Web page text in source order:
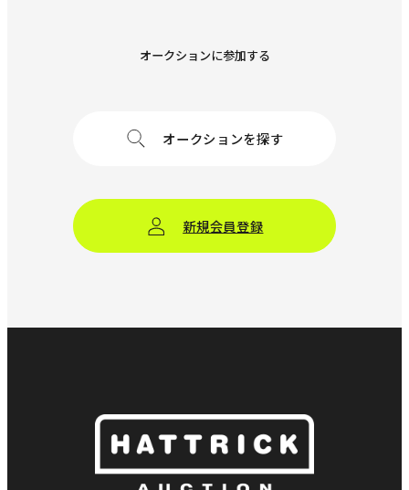
オークションに参加する
オークションを探す
新規会員登録